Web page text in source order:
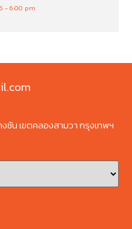
6:00 pm
ชัน เขตคลองสามวา กรุงเทพฯ